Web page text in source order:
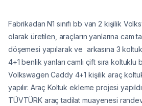
Fabrikadan N1 sınıfı bb van 2 kişilik
olarak üretilen, araçların yanlarına cam
döşemesi yapılarak ve arkasına 3 koltuk
4+1 benlik yanları camlı çift sıra
Volkswagen Caddy 4+1 kişilik araç
yapılır. Araç Koltuk ekleme projesi
TÜVTÜRK araç tadilat muayenesi